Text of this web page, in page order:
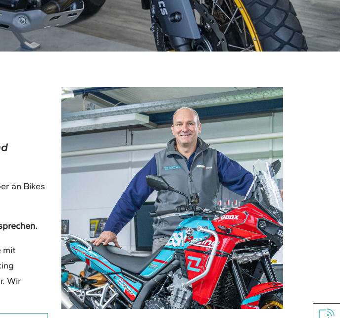
an Bikes
mit
Wir